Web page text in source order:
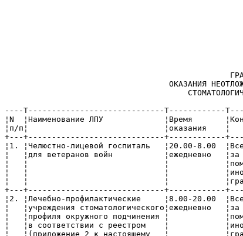
ОКАЗАНИЯ
----T-----------------------------T------------
¦N  ¦Наименование ЛПУ             ¦Время
¦п/п¦                             ¦оказания
+---+-----------------------------+------------
¦1. ¦Челюстно-лицевой госпиталь   ¦20.00-8.00  ¦Все
¦   ¦для ветеранов войн           ¦ежедневно   ¦за
¦   ¦                             ¦
¦   ¦                             ¦
¦   ¦                             ¦
+---+-----------------------------+------------
¦2. ¦Лечебно-профилактические     ¦8.00-20.00  ¦Все
¦   ¦учреждения стоматологического¦ежедневно
¦   ¦профиля окружного подчинения ¦
¦   ¦в соответствии с реестром    ¦
¦   ¦(приложение 2 к настоящему   ¦